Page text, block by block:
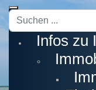
Suchen
...
Infos zu